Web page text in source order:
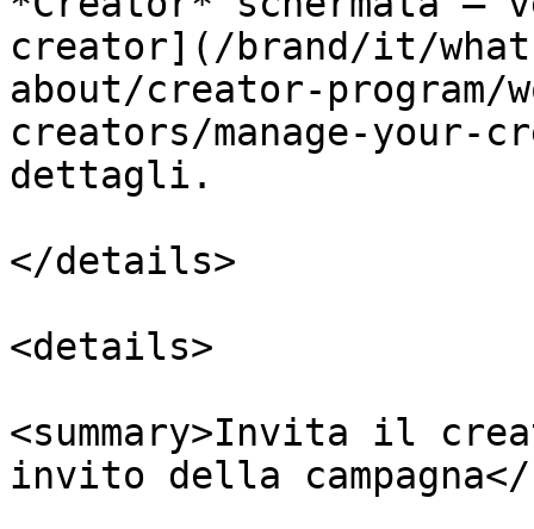
creator](/brand/it/
about/creator-program/
creators/manage-your-
dettagli.
</details>
<details>
<summary>Invita il
invito della campagna</